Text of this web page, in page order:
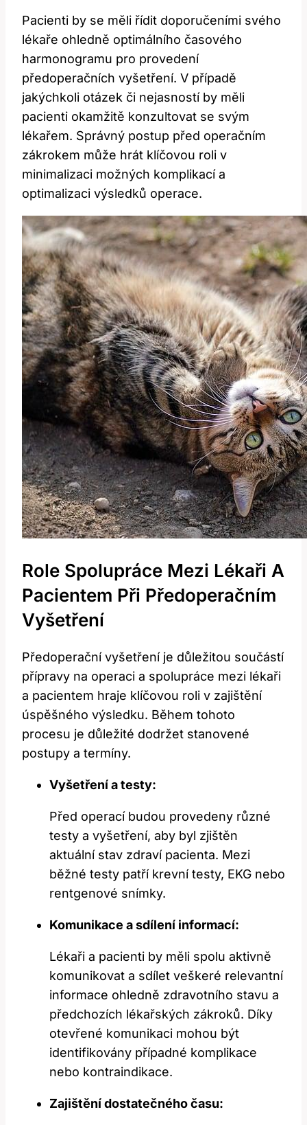
Pacienti by se měli řídit doporučeními​ svého
⁤lékaře ohledně optimálního časového
harmonogramu pro provedení
předoperačních vyšetření. V případě
jakýchkoli otázek či nejasností by měli
pacienti okamžitě konzultovat se svým
lékařem. Správný postup‍ před operačním
zákrokem⁢ může hrát ‌klíčovou roli v
minimalizaci možných komplikací a
optimalizaci výsledků ‌operace.
Role Spolupráce Mezi Lékaři A
Pacientem Při Předoperačním⁣
Vyšetření
Předoperační vyšetření je‍ důležitou součástí⁢
přípravy na​ operaci a ⁢spolupráce mezi lékaři
a pacientem hraje klíčovou roli v zajištění
⁣úspěšného výsledku. Během tohoto
procesu je důležité dodržet stanovené‌
postupy a termíny.
Vyšetření ​a testy:
Před operací ⁣budou provedeny různé
testy a vyšetření, aby byl zjištěn
aktuální stav zdraví pacienta. Mezi
běžné testy patří krevní testy, EKG nebo
rentgenové snímky.
Komunikace a sdílení informací:
Lékaři a pacienti by měli spolu aktivně⁢
komunikovat a ‍sdílet veškeré relevantní
informace ohledně zdravotního stavu a
‍předchozích‌ lékařských zákroků.​ Díky
otevřené komunikaci mohou být
identifikovány případné komplikace⁤
nebo kontraindikace.
Zajištění dostatečného⁣ času: